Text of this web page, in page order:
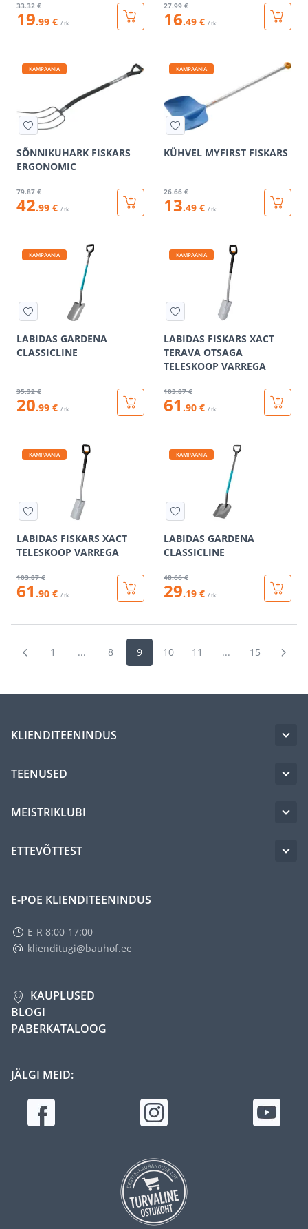
33.32 €
19.99 € / tk
27.99 €
16.49 € / tk
KAMPAANIA
SÕNNIKUHARK FISKARS
ERGONOMIC
79.87 €
42.99 € / tk
KAMPAANIA
KÜHVEL MYFIRST FISKARS
26.66 €
13.49 € / tk
KAMPAANIA
LABIDAS GARDENA
CLASSICLINE
35.32 €
20.99 € / tk
KAMPAANIA
LABIDAS FISKARS XACT
TERAVA OTSAGA
TELESKOOP VARREGA
103.87 €
61 .90 € / tk
KAMPAANIA
LABIDAS FISKARS XACT
TELESKOOP VARREGA
103.87 €
61 .90 € / tk
KAMPAANIA
LABIDAS GARDENA
CLASSICLINE
48.66 €
29.19 € / tk
1 ... 8 9 10 11 ... 15
KLIENDITEENINDUS
TEENUSED
MEISTRIKLUBI
ETTEVÕTTEST
E-POE KLIENDITEENINDUS
E-R 8:00-17:00
klienditugi@bauhof.ee
KAUPLUSED
BLOGI
PABERKATALOOG
JÄLGI MEID: